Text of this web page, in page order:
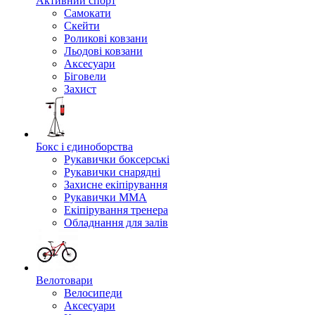
Самокати
Скейти
Роликові ковзани
Льодові ковзани
Аксесуари
Біговели
Захист
Бокс і єдиноборства
Рукавички боксерські
Рукавички снарядні
Захисне екіпірування
Рукавички ММА
Екіпірування тренера
Обладнання для залів
Велотовари
Велосипеди
Аксесуари